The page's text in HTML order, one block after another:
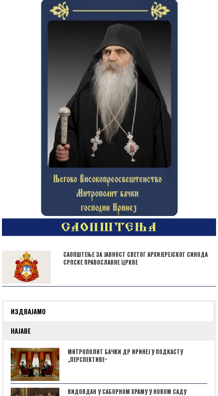
САОПШТЕЊЕ ЗА ЈАВНОСТ СВЕТОГ АРХИЈЕРЕЈСКОГ СИНОДА
СРПСКЕ ПРАВОСЛАВНЕ ЦРКВЕ
ИЗДВАЈАМО
НАЈАВЕ
МИТРОПОЛИТ БАЧКИ ДР ИРИНЕЈ У ПОДКАСТУ
„ПЕРСПЕКТИВЕˮ
ВИДОВДАН У САБОРНОМ ХРАМУ У НОВОМ САДУ